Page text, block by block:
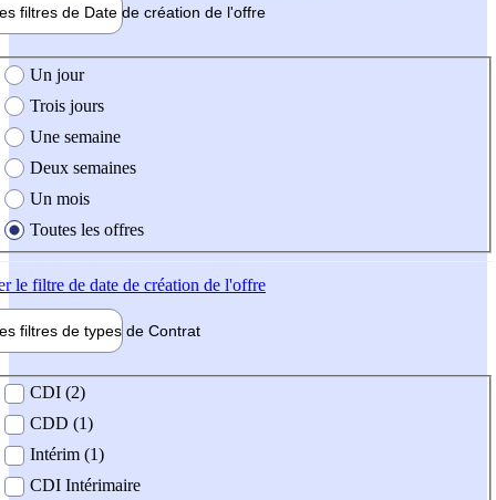
filtres de Date de création de l'offre
création de l'offre
Un jour
Trois jours
Une semaine
Deux semaines
Un mois
Toutes les offres
le filtre de date de création de l'offre
filtres de types de Contrat
contrat
CDI (2)
CDD (1)
Intérim (1)
CDI Intérimaire